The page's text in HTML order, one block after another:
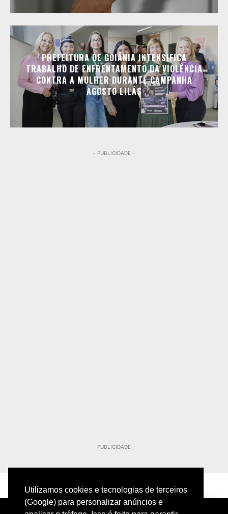
Utilizamos cookies e tecnologias de terceiros
(Google) para personalizar anúncios e
PREFEITURA DE GOIÂNIA INTENSIFICA
TRABALHO DE ENFRENTAMENTO DA VIOLÊNCIA
CONTRA A MULHER DURANTE CAMPANHA
AGOSTO LILÁS
- PUBLICIDADE -
- PUBLICIDADE -